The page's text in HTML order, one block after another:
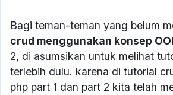
Bagi teman-teman yang belum
crud menggunakan konsep
2, di asumsikan untuk melihat
terlebih dulu. karena di tutorial
php part 1 dan part 2 kita telah